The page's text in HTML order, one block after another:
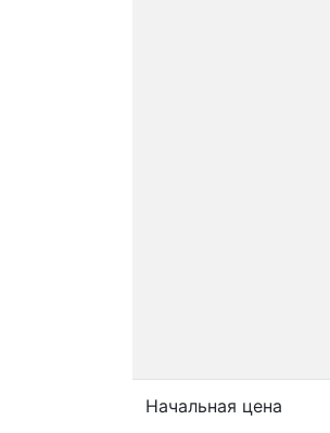
Начальная цена